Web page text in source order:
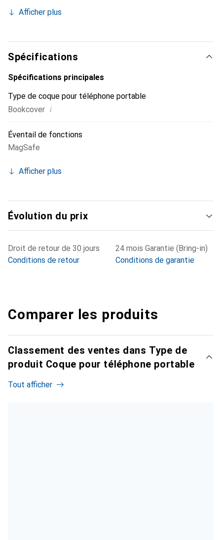
devient l'accessoire chic et indispensable de votre
produits de haute qualité, la marque Noreve est un choix
sûr pour une clientèle exigeante.
Afficher plus
Spécifications
Spécifications principales
Type de coque pour téléphone portable
Bookcover i
Éventail de fonctions
MagSafe
Afficher plus
Évolution du prix
Droit de retour de 30 jours
Conditions de retour
24 mois Garantie (Bring-in)
Conditions de garantie
Comparer les produits
Classement des ventes dans Type de
produit Coque pour téléphone portable
Tout afficher